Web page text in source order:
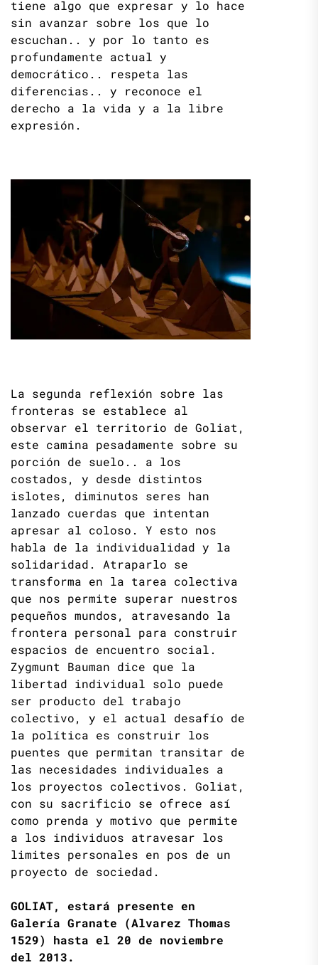
tiene algo que expresar y lo hace
sin avanzar sobre los que lo
escuchan.. y por lo tanto es
profundamente actual y
democrático.. respeta las
diferencias.. y reconoce el
derecho a la vida y a la libre
expresión.
La segunda reflexión sobre las
fronteras se establece al
observar el territorio de Goliat,
este camina pesadamente sobre su
porción de suelo.. a los
costados, y desde distintos
islotes, diminutos seres han
lanzado cuerdas que intentan
apresar al coloso. Y esto nos
habla de la individualidad y la
solidaridad. Atraparlo se
transforma en la tarea colectiva
que nos permite superar nuestros
pequeños mundos, atravesando la
frontera personal para construir
espacios de encuentro social.
Zygmunt Bauman dice que la
libertad individual solo puede
ser producto del trabajo
colectivo, y el actual desafío de
la política es construir los
puentes que permitan transitar de
las necesidades individuales a
los proyectos colectivos. Goliat,
con su sacrificio se ofrece así
como prenda y motivo que permite
a los individuos atravesar los
limites personales en pos de un
proyecto de sociedad.
GOLIAT, estará presente en
Galería Granate (Alvarez Thomas
1529) hasta el 20 de noviembre
del 2013.